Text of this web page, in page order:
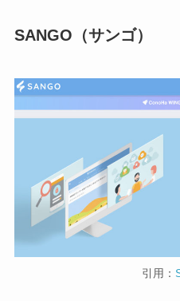
SANGO（サンゴ）
引用：